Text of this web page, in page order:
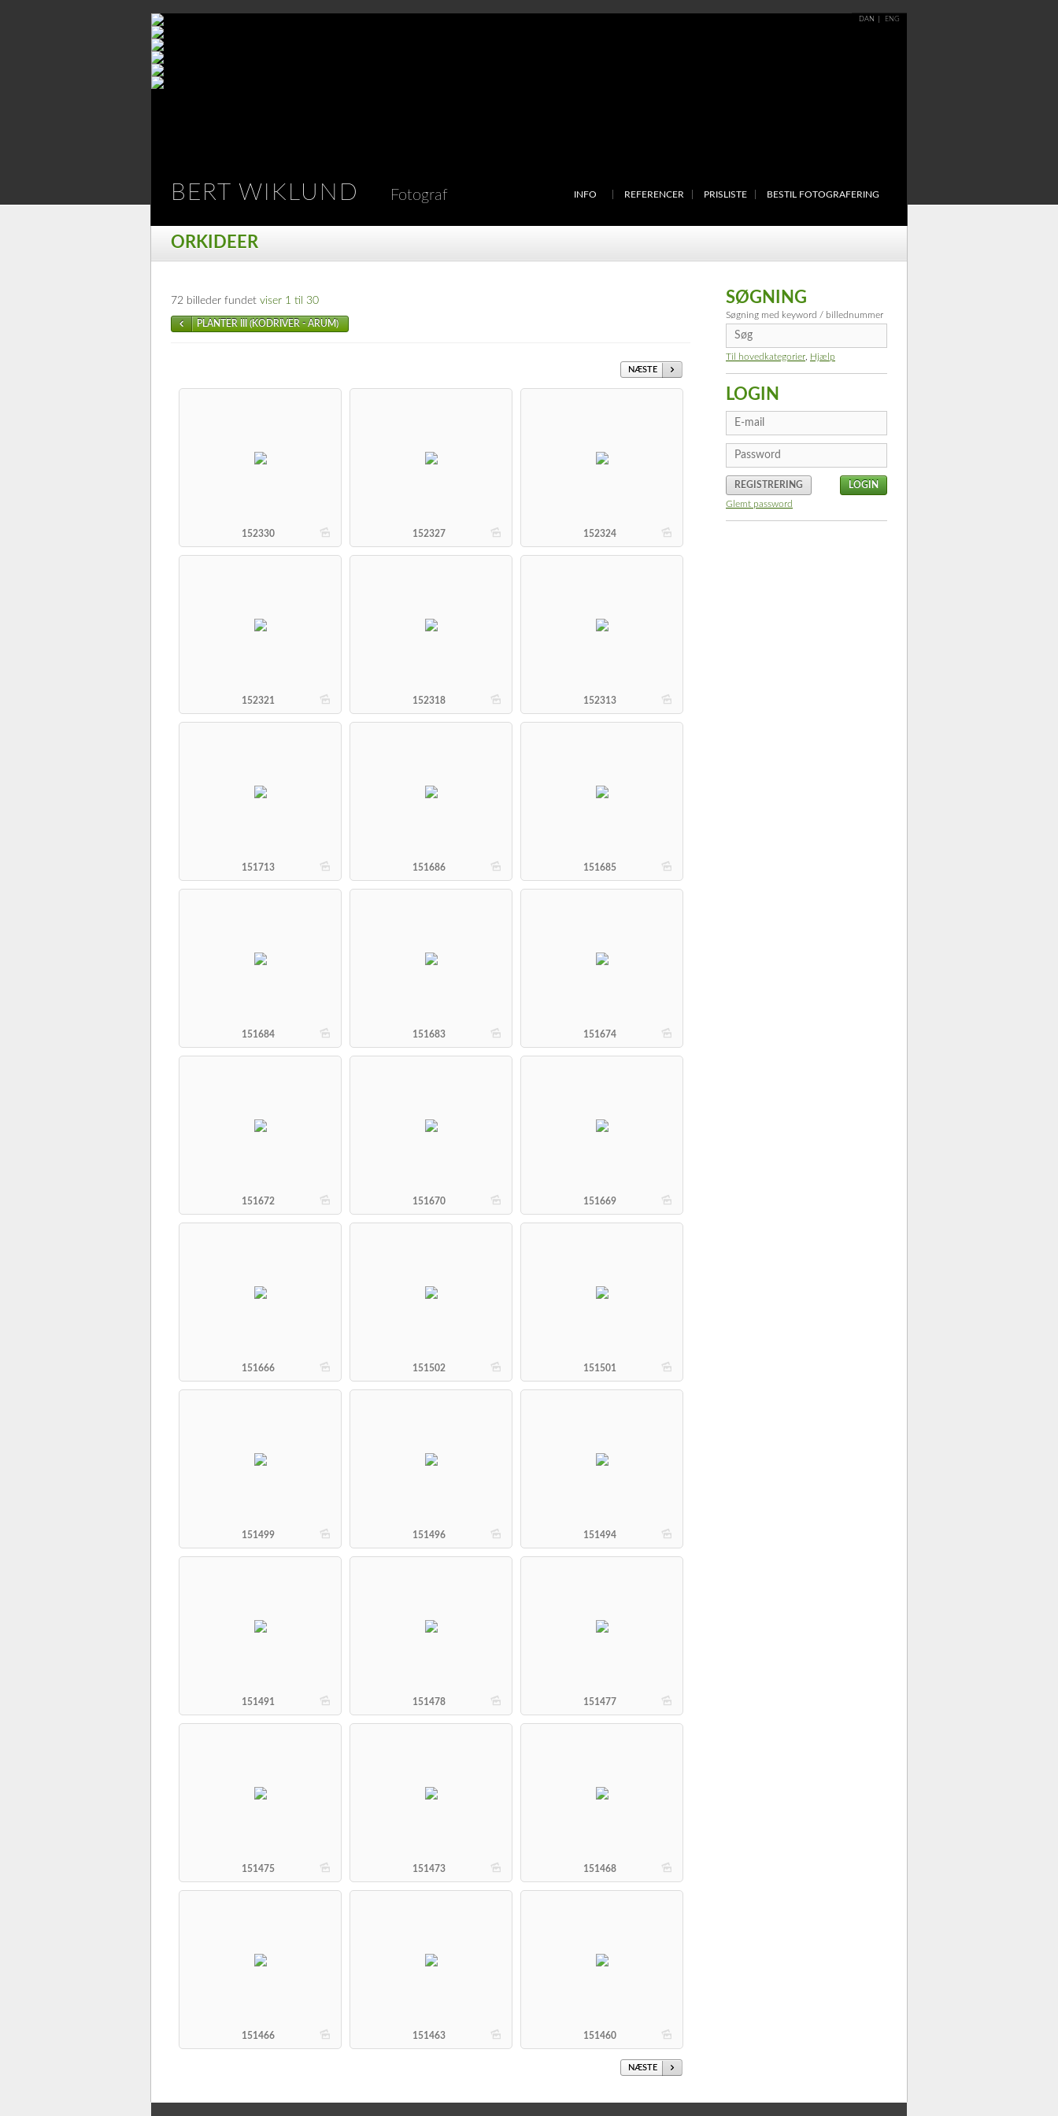
DAN ENG
BERT WIKLUND Fotograf INFO REFERENCER PRISLISTE BESTIL FOTOGRAFERING
ORKIDEER
72 billeder fundet viser 1 til 30
PLANTER III (KODRIVER - ARUM)
NÆSTE
b
152330 b
152327 b
152324
b
152321 b
152318 b
152313
b
151713 b
151686 b
151685
b
151684 b
151683 b
151674
b
151672 b
151670 b
151669
b
151666 b
151502 b
151501
b
151499 b
151496 b
151494
b
151491 b
151478 b
151477
b
151475 b
151473 b
151468
b
151466 b
151463 b
151460
NÆSTE
SØGNING
Søgning med keyword / billednummer
Til hovedkategorier Hjælp
LOGIN
REGISTRERING
Glemt password